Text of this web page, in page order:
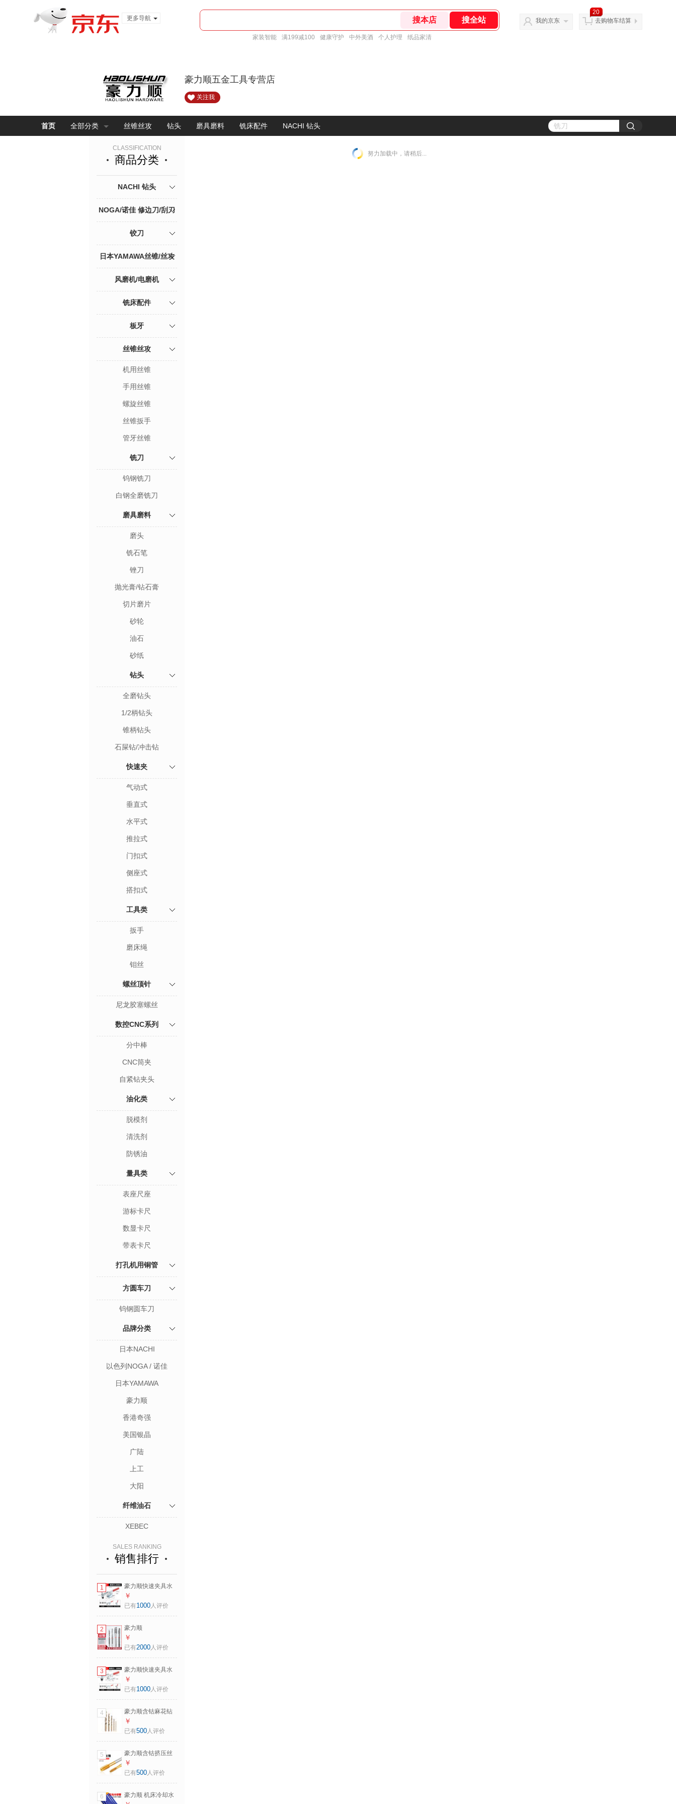
更多导航
家装智能 满199减100 健康守护 中外美酒 个人护理 纸品家清
我的京东
20
去购物车结算
豪力顺五金工具专营店
关注我
首页 全部分类 丝锥丝攻 钻头 磨具磨料 铣床配件 NACHI 钻头
CLASSIFICATION
商品分类
NACHI 钻头
NOGA/诺佳 修边刀/刮刀
铰刀
日本YAMAWA丝锥/丝攻
风磨机/电磨机
铣床配件
板牙
丝锥丝攻
机用丝锥
手用丝锥
螺旋丝锥
丝锥扳手
管牙丝锥
铣刀
钨钢铣刀
白钢全磨铣刀
磨具磨料
磨头
铣石笔
锉刀
抛光膏/钻石膏
切片磨片
砂轮
油石
砂纸
钻头
全磨钻头
1/2柄钻头
锥柄钻头
石屎钻/冲击钻
快速夹
气动式
垂直式
水平式
推拉式
门扣式
侧座式
搭扣式
工具类
扳手
磨床绳
钼丝
螺丝顶针
尼龙胶塞螺丝
数控CNC系列
分中棒
CNC筒夹
自紧钻夹头
油化类
脱模剂
清洗剂
防锈油
量具类
表座尺座
游标卡尺
数显卡尺
带表卡尺
打孔机用铜管
方圆车刀
钨钢圆车刀
品牌分类
日本NACHI
以色列NOGA / 诺佳
日本YAMAWA
豪力顺
香港奇强
美国银晶
广陆
上工
大阳
纤维油石
XEBEC
SALES RANKING
销售排行
1
豪力顺快速夹具水
平式夹钳固定夹紧
器GH-201A 201C
￥
已有1000人评价
2
豪力顺
（HAOLISHUN）
原装进口韩国YG机
丝锥M2-M30
M4*0.7(先端)
￥
已有2000人评价
3
豪力顺快速夹具水
平式夹钳固定夹紧
器GH-201A 201C
￥
已有1000人评价
4
豪力顺含钴麻花钻
头 HSS-co不锈钢钻
头电钻头 钻床钻咀
￥
已有500人评价
5
豪力顺含钴挤压丝
锥无屑丝攻镀钛TIN
M2 M3 M4 M5-M12
￥
已有500人评价
6
豪力顺 机床冷却水
努力加载中，请稍后...